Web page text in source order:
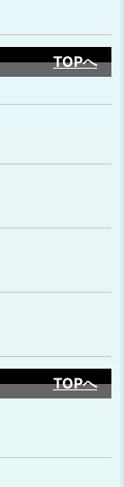
TOPへ
TOPへ